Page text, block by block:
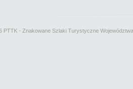
- Znakowane Szlaki Turystyczne